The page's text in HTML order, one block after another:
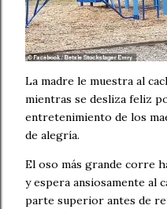
La madre le muestra al
mientras se desliza feliz
entretenimiento de los
de alegría.
El oso más grande corre
y espera ansiosamente al
parte superior antes de